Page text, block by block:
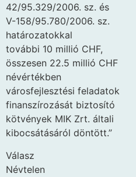
42/95.329/2006. sz. és
V-158/95.780/2006. sz.
határozatokkal
további 10 millió CHF,
összesen 22.5 millió CHF
névértékben
városfejlesztési feladatok
finanszírozását biztosító
kötvények MIK Zrt. általi
kibocsátásáról döntött.”
Válasz
Névtelen